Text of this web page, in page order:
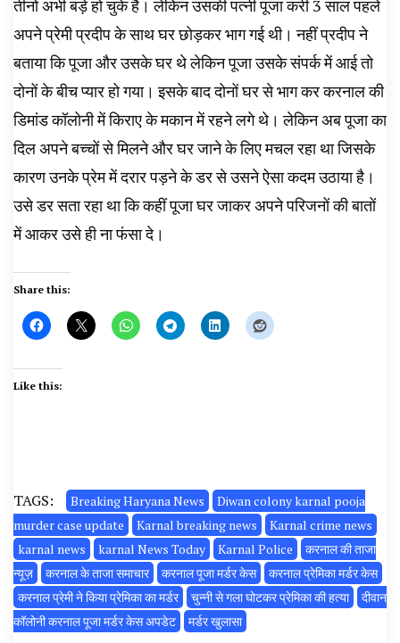
तीनों अभी बड़े हो चुके हैं। लेकिन उसकी पत्नी पूजा करी 3 साल पहले
अपने प्रेमी प्रदीप के साथ घर छोड़कर भाग गई थी। नहीं प्रदीप ने
बताया कि पूजा और उसके घर थे लेकिन पूजा उसके संपर्क में आई तो
दोनों के बीच प्यार हो गया। इसके बाद दोनों घर से भाग कर करनाल की
डिमांड कॉलोनी में किराए के मकान में रहने लगे थे। लेकिन अब पूजा का
दिल अपने बच्चों से मिलने और घर जाने के लिए मचल रहा था जिसके
कारण उनके प्रेम में दरार पड़ने के डर से उसने ऐसा कदम उठाया है।
उसे डर सता रहा था कि कहीं पूजा घर जाकर अपने परिजनों की बातों
में आकर उसे ही ना फंसा दे।
Share this:
Like this:
TAGS: Breaking Haryana News
Diwan colony karnal pooja
murder case update
Karnal breaking news
Karnal crime news
karnal news
karnal News Today Karnal Police
करनाल की ताजा
न्यूज़
करनाल के ताजा समाचार करनाल पूजा मर्डर केस
करनाल प्रेमिका मर्डर केस
करनाल प्रेमी ने किया प्रेमिका का मर्डर
चुन्नी से गला घोटकर प्रेमिका की हत्या
दीवान
कॉलोनी करनाल पूजा मर्डर केस अपडेट
मर्डर खुलासा